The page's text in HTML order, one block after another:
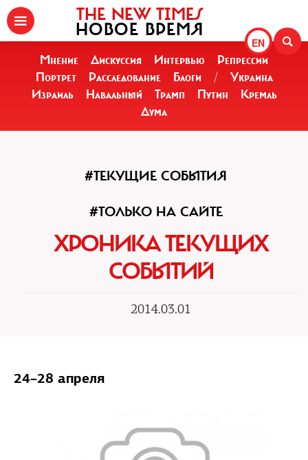
EN
THE NEW TIMES
НОВОЕ ВРЕМЯ
Мнение Дискуссия Интервью
Репрессии
Портрет
Расследование Блоги /
Украина
Израиль
Навальный Трамп Путин
Кремль
Дума
#ТЕКУЩИЕ СОБЫТИЯ
#ТОЛЬКО НА САЙТЕ
ХРОНИКА ТЕКУЩИХ
СОБЫТИЙ
2014.03.01
24–28 апреля